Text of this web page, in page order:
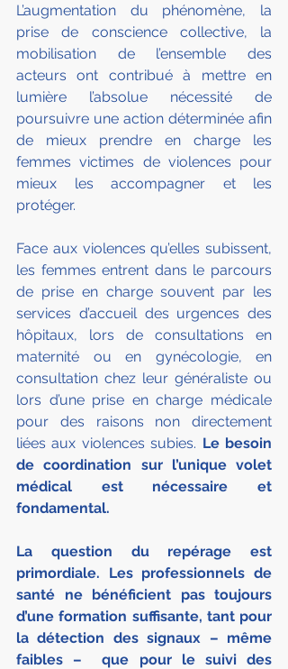
L’augmentation du phénomène, la
prise de conscience collective, la
mobilisation de l’ensemble des
acteurs ont contribué à mettre en
lumière l’absolue nécessité de
poursuivre une action déterminée afin
de mieux prendre en charge les
femmes victimes de violences pour
mieux les accompagner et les
protéger.
Face aux violences qu’elles subissent,
les femmes entrent dans le parcours
de prise en charge souvent par les
services d’accueil des urgences des
hôpitaux, lors de consultations en
maternité ou en gynécologie, en
consultation chez leur généraliste ou
lors d’une prise en charge médicale
pour des raisons non directement
liées aux violences subies. Le besoin
de coordination sur l’unique volet
médical est nécessaire et
fondamental.
La question du repérage est
primordiale. Les professionnels de
santé ne bénéficient pas toujours
d’une formation suffisante, tant pour
la détection des signaux – même
faibles –  que pour le suivi des